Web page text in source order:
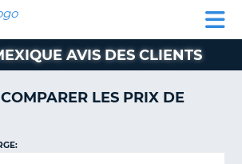
CLIENT
AVIS DES CLIENTS
LES PRIX DE